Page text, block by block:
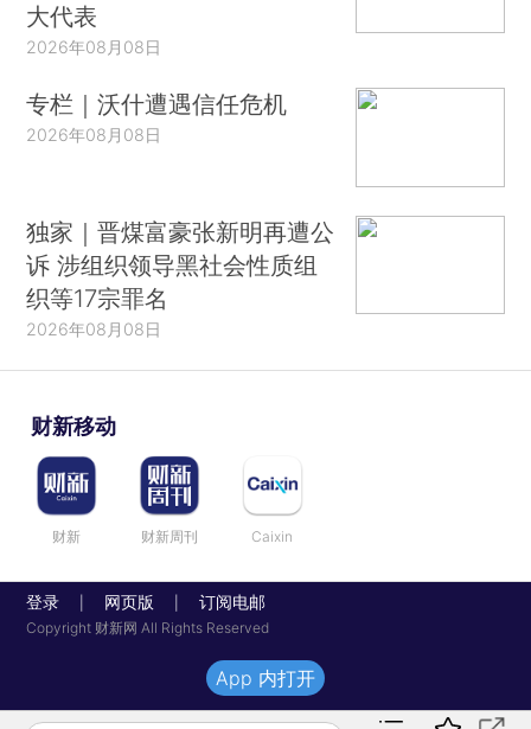
大代表
2026年08月08日
专栏｜沃什遭遇信任危机
2026年08月08日
独家｜晋煤富豪张新明再遭公
诉 涉组织领导黑社会性质组
织等17宗罪名
2026年08月08日
财新移动
财新 财新周刊 Caixin
登录 网页版 订阅电邮
Copyright 财新网 All Rights Reserved
App 内打开